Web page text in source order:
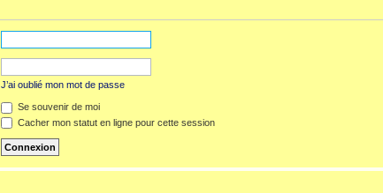
J’ai oublié mon mot de passe
Se souvenir de moi
Cacher mon statut en ligne pour cette session